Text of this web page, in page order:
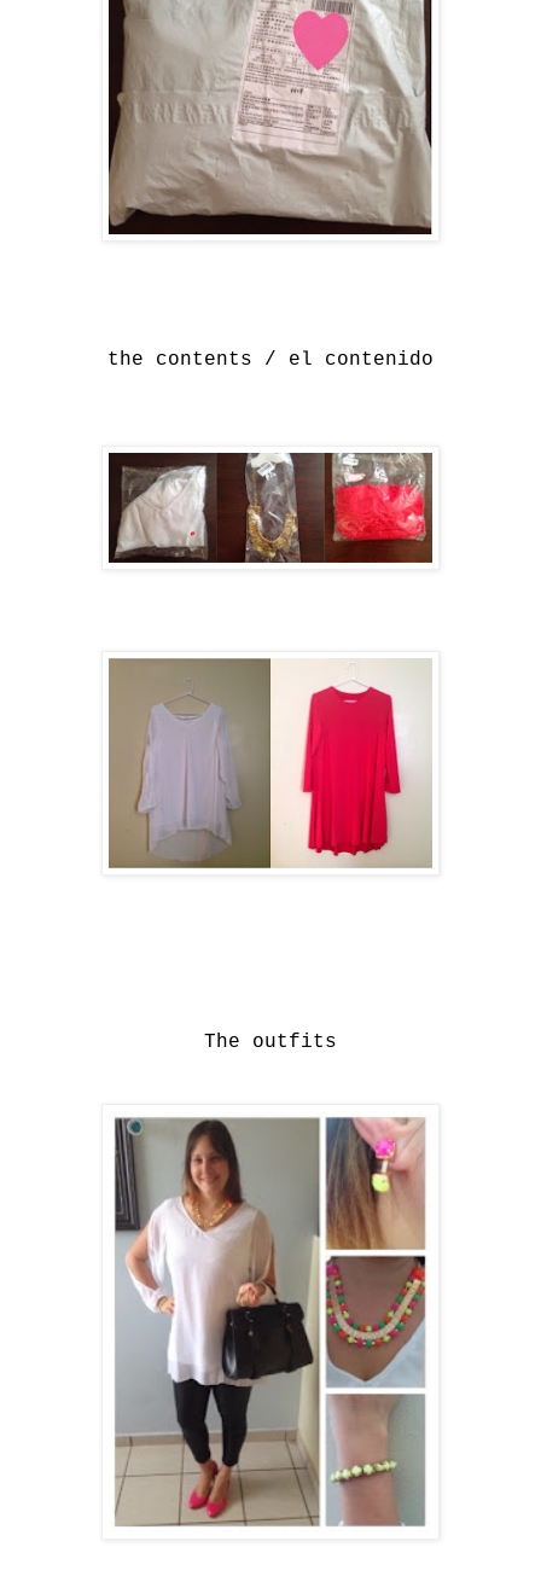
the contents / el contenido
The outfits